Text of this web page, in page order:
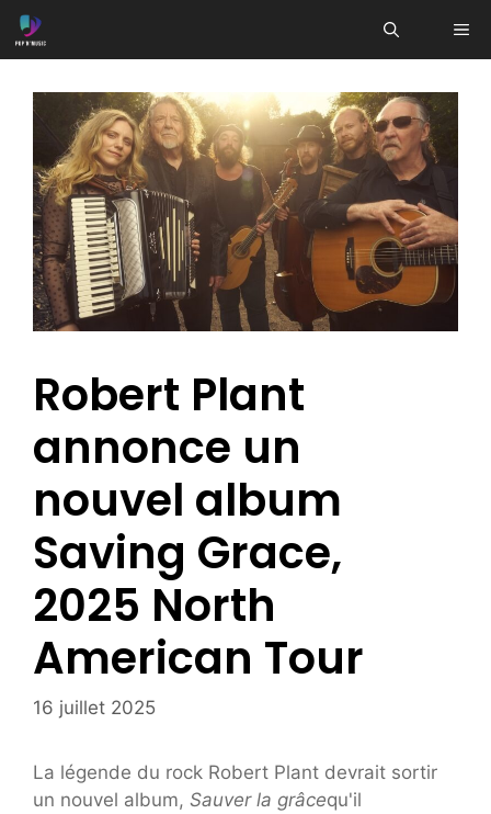
Aller
au
Robert Plant
annonce un
nouvel album
Saving Grace,
2025 North
American Tour
16 juillet 2025
La légende du rock Robert Plant devrait sortir
un nouvel album, Sauver la grâcequ'il